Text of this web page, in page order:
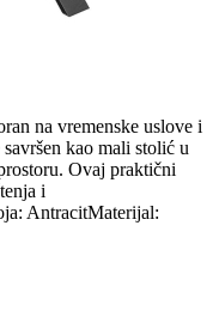
na vremenske uslove i
kao mali stolić u
Ovaj praktični
i
AntracitMaterijal: